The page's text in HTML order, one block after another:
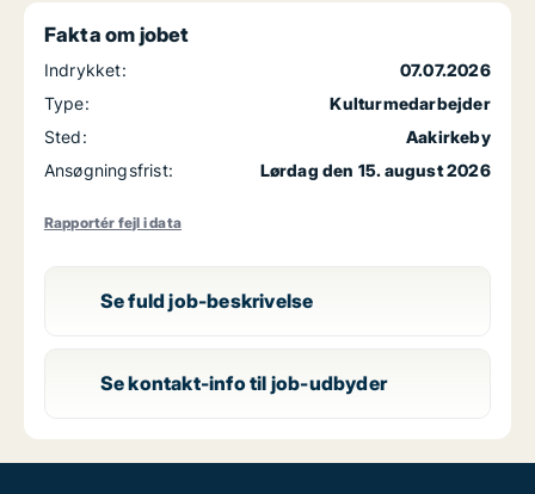
Fakta om jobet
Indrykket:
07.07.2026
Type:
Kulturmedarbejder
Sted:
Aakirkeby
Ansøgningsfrist:
Lørdag den 15. august 2026
Rapportér fejl i data
Se fuld job-beskrivelse
Se kontakt-info til job-udbyder